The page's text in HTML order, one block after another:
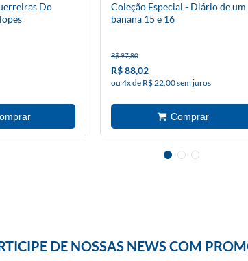
Do
Coleção Especial - Diário de um
banana 15 e 16
R$ 97,80
R$ 88,02
ou 4x de R$ 22,00 sem juros
DE NOSSAS NEWS COM